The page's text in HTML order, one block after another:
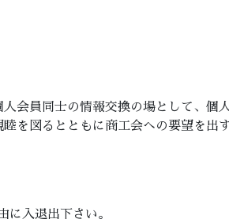
会員同士の情報交換の場として、個
を図るとともに商工会への要望を出
に入退出下さい。